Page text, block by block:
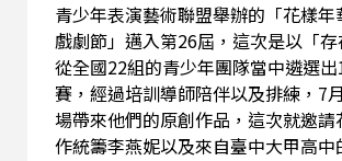
青少年表演藝術聯盟舉辦的「花樣年
戲劇節」邁入第26屆，這次是以「存
從全國22組的青少年團隊當中遴選
賽，經過培訓導師陪伴以及排練，7
場帶來他們的原創作品，這次就邀請
作統籌李燕妮以及來自臺中大甲高中